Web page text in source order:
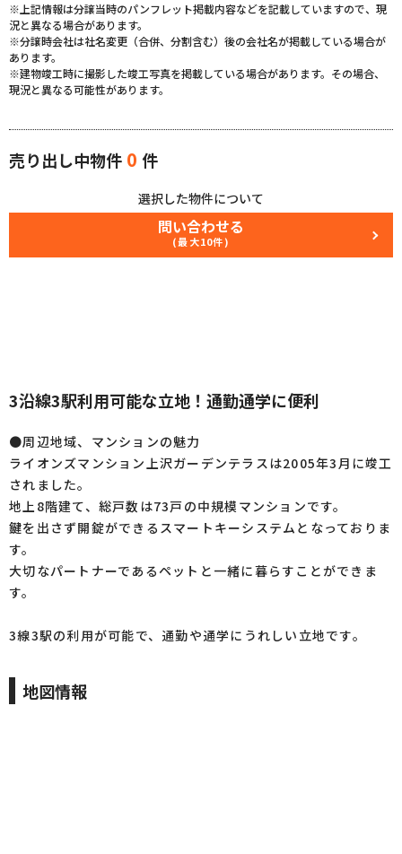
※上記情報は分譲当時のパンフレット掲載内容などを記載していますので、現
況と異なる場合があります。
※分譲時会社は社名変更（合併、分割含む）後の会社名が掲載している場合が
あります。
※建物竣工時に撮影した竣工写真を掲載している場合があります。その場合、
現況と異なる可能性があります。
売り出し中物件 0 件
選択した物件について
問い合わせる
(最大10件)
3沿線3駅利用可能な立地！通勤通学に便利
●周辺地域、マンションの魅力
ライオンズマンション上沢ガーデンテラスは2005年3月に竣工
されました。
地上8階建て、総戸数は73戸の中規模マンションです。
鍵を出さず開錠ができるスマートキーシステムとなっておりま
す。
大切なパートナーであるペットと一緒に暮らすことができま
す。
3線3駅の利用が可能で、通勤や通学にうれしい立地です。
地図情報